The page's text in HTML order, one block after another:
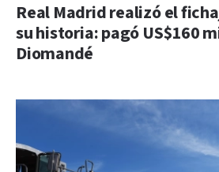
Real Madrid realizó el
su historia: pagó US$160
Diomandé